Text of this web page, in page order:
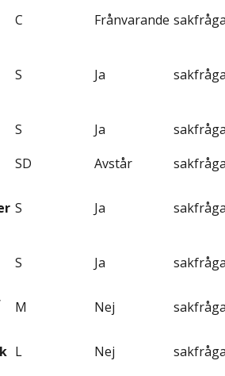
C Frånvarande
S Ja
S Ja
SD Avstår
S Ja
S Ja
M Nej
L Nej